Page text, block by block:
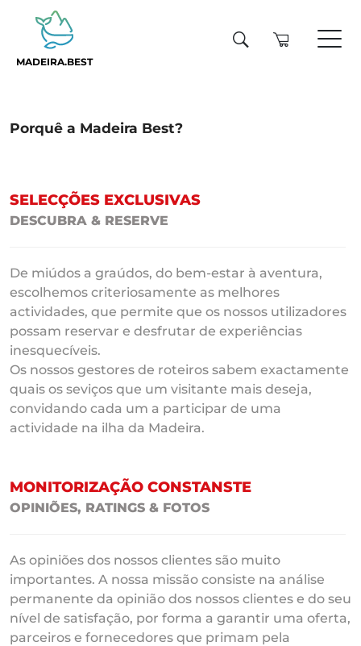
MADEIRA.BEST
Porquê a Madeira Best?
SELECÇÕES EXCLUSIVAS
DESCUBRA & RESERVE
De miúdos a graúdos, do bem-estar à aventura,
escolhemos criteriosamente as melhores
actividades, que permite que os nossos utilizadores
possam reservar e desfrutar de experiências
inesquecíveis.
Os nossos gestores de roteiros sabem exactamente
quais os seviços que um visitante mais deseja,
convidando cada um a participar de uma
actividade na ilha da Madeira.
MONITORIZAÇÃO CONSTANSTE
OPINIÕES, RATINGS & FOTOS
As opiniões dos nossos clientes são muito
importantes. A nossa missão consiste na análise
permanente da opinião dos nossos clientes e do seu
nível de satisfação, por forma a garantir uma oferta,
parceiros e fornecedores que primam pela